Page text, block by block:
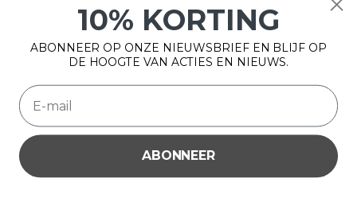
© Copyright 2026 Bonsai Plaza
Wij slaan cookies op om onze website te verbeteren. Is dat
akkoord?
Ja Nee
10% KORTING
ABONNEER OP ONZE NIEUWSBRIEF EN BLIJF OP
DE HOOGTE VAN ACTIES EN NIEUWS.
ABONNEER